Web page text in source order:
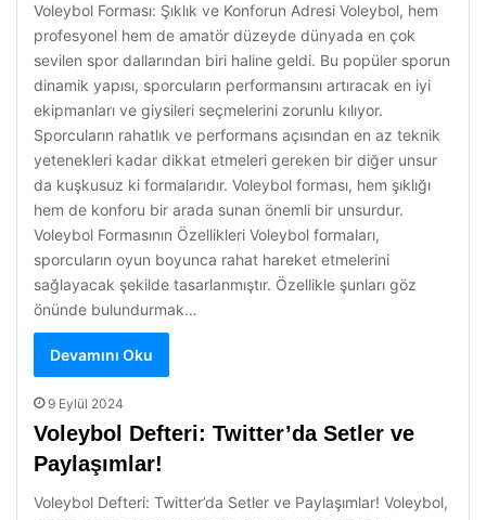
Voleybol Forması: Şıklık ve Konforun Adresi Voleybol, hem
profesyonel hem de amatör düzeyde dünyada en çok
sevilen spor dallarından biri haline geldi. Bu popüler sporun
dinamik yapısı, sporcuların performansını artıracak en iyi
ekipmanları ve giysileri seçmelerini zorunlu kılıyor.
Sporcuların rahatlık ve performans açısından en az teknik
yetenekleri kadar dikkat etmeleri gereken bir diğer unsur
da kuşkusuz ki formalarıdır. Voleybol forması, hem şıklığı
hem de konforu bir arada sunan önemli bir unsurdur.
Voleybol Formasının Özellikleri Voleybol formaları,
sporcuların oyun boyunca rahat hareket etmelerini
sağlayacak şekilde tasarlanmıştır. Özellikle şunları göz
önünde bulundurmak…
Devamını Oku
9 Eylül 2024
Voleybol Defteri: Twitter’da Setler ve
Paylaşımlar!
Voleybol Defteri: Twitter’da Setler ve Paylaşımlar! Voleybol,